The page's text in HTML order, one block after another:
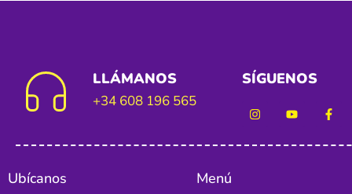
LLÁMANOS
+34 608 196 565
SÍGUENOS
Ubícanos Menú